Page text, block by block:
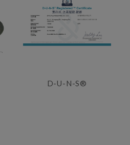
D-U-N-S®